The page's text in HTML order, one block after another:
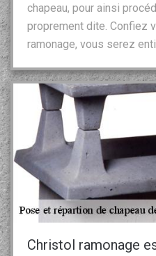
chapeau, pour ainsi
proprement dite. Confiez
ramonage, vous serez
Christol ramonage